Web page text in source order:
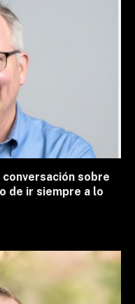
sobre
de ir siempre a lo